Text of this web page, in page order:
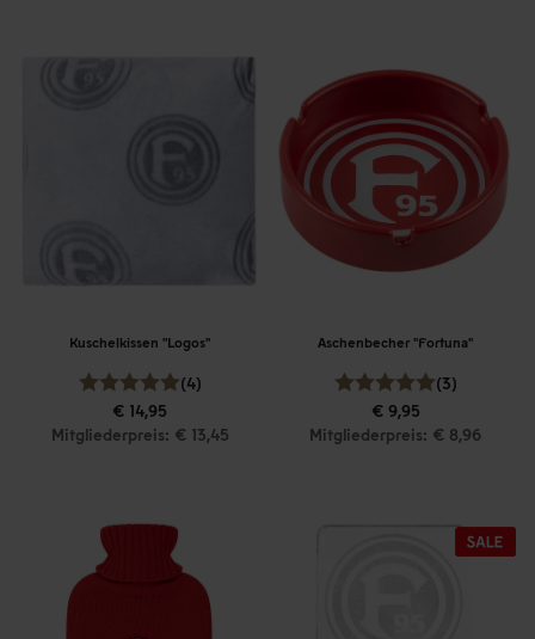
Kuschelkissen "Logos"
(4)
€ 14,95
Mitgliederpreis: € 13,45
Aschenbecher "Fortuna"
(3)
€ 9,95
Mitgliederpreis: € 8,96